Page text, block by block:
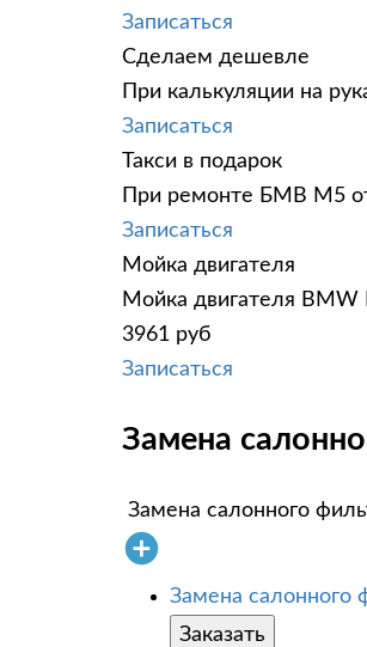
Записаться
Сделаем дешевле
При калькуляции на
Записаться
Такси в подарок
При ремонте БМВ М5
Записаться
Мойка двигателя
Мойка двигателя BMW
3961 руб
Записаться
Замена
Замена салонного
Замена салонного
Заказать